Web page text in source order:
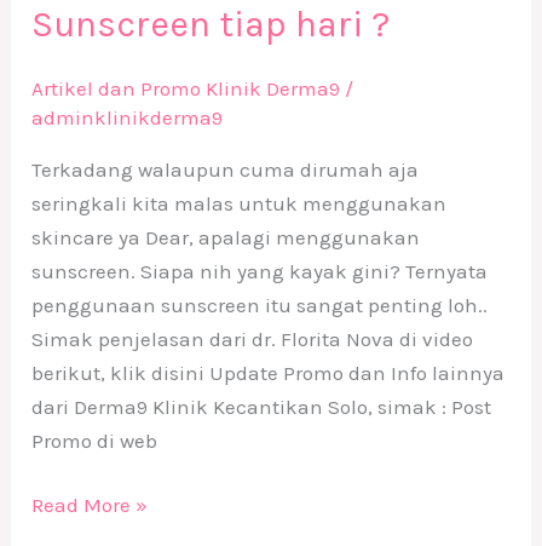
Sunscreen tiap hari ?
Artikel dan Promo Klinik Derma9 /
adminklinikderma9
Terkadang walaupun cuma dirumah aja
seringkali kita malas untuk menggunakan
skincare ya Dear, apalagi menggunakan
sunscreen. Siapa nih yang kayak gini? Ternyata
penggunaan sunscreen itu sangat penting loh..
Simak penjelasan dari dr. Florita Nova di video
berikut, klik disini Update Promo dan Info lainnya
dari Derma9 Klinik Kecantikan Solo, simak : Post
Promo di web
Read More »